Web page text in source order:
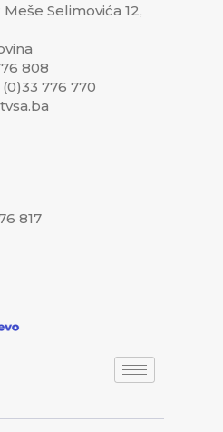
Selimovića 12,
808
776 770
817